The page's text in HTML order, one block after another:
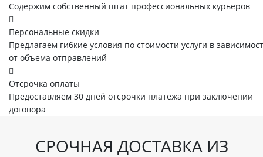
Содержим собственный штат профессиональных курьеров
Персональные скидки
Предлагаем гибкие условия по стоимости услуги в
от объема отправлений
Отсрочка оплаты
Предоставляем 30 дней отсрочки платежа при заключении
договора
СРОЧНАЯ ДОСТАВКА ИЗ